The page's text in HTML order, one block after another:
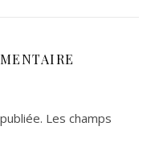
Les champs